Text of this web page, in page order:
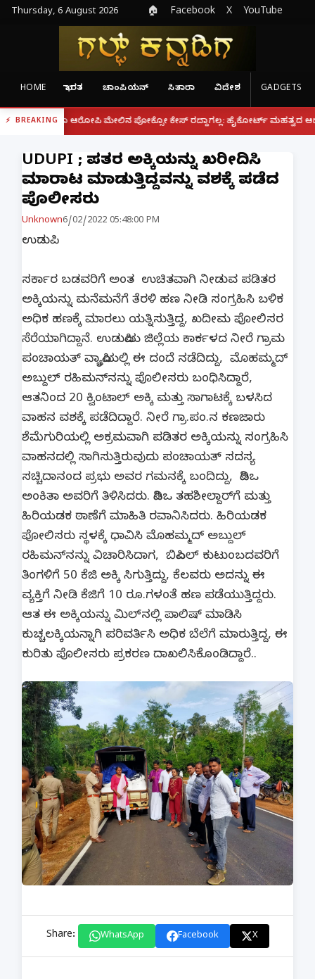
Thursday, 6 August 2026 🏠 Facebook X YouTube
HOME ಭಾರತ ಚಾಂಪಿಯನ್ ಸಿತಾರಾ ವಿದೇಶ GADGETS
BREAKING
ಆರೋಪಿ ಮೇಲಿನ ಪೋಕ್ಸೋ ಕೇಸ್ ರದ್ದಾಗಲ್ಲ: ಹೈಕೋರ್ಟ್ ಮಹತ್ವದ ಆದೇಶ |
UDUPI ; ಪಡಿತರ ಅಕ್ಕಿಯನ್ನು ಖರೀದಿಸಿ
ಮಾರಾಟ ಮಾಡುತ್ತಿದ್ದವನ್ನು ವಶಕ್ಕೆ ಪಡೆದ
ಪೊಲೀಸರು
Unknown6/02/2022 05:48:00 PM
ಉಡುಪಿ
ಸರ್ಕಾರ ಬಡವರಿಗೆ ಅಂತ ಉಚಿತವಾಗಿ ನೀಡುವ ಪಡಿತರ
ಅಕ್ಕಿಯನ್ನು ಮನೆಮನೆಗೆ ತೆರಳಿ ಹಣ ನೀಡಿ ಸಂಗ್ರಹಿಸಿ ಬಳಿಕ
ಅಧಿಕ ಹಣಕ್ಕೆ ಮಾರಲು ಯತ್ನಿಸುತ್ತಿದ್ದ, ಖದೀಮ ಪೋಲಿಸರ
ಸೆರೆಯಾಗಿದ್ದಾನೆ. ಉಡುಪಿಯ ಜಿಲ್ಲೆಯ ಕಾರ್ಕಳದ ನೀರೆ ಗ್ರಾಮ
ಪಂಚಾಯತ್ ವ್ಯಾಪ್ತಿಯಲ್ಲಿ ಈ ದಂದೆ ನಡೆದಿದ್ದು, ಮೊಹಮ್ಮದ್‌
ಅಬ್ದುಲ್‌ ರಹಿಮನ್‌ನನ್ನು ಪೊಲೀಸರು ಬಂಧಿಸಿದ್ದಾರೆ,
ಆತನಿಂದ 20 ಕ್ವಿಂಟಾಲ್‌ ಅಕ್ಕಿ ಮತ್ತು ಸಾಗಾಟಕ್ಕೆ ಬಳಸಿದ
ವಾಹನ ವಶಕ್ಕೆ ಪಡೆದಿದ್ದಾರೆ. ನೀರೆ ಗ್ರಾ.ಪಂ.ನ ಕಣಜಾರು
ಶೆಮೆಗುರಿಯಲ್ಲಿ ಅಕ್ರಮವಾಗಿ ಪಡಿತರ ಅಕ್ಕಿಯನ್ನು ಸಂಗ್ರಹಿಸಿ
ವಾಹನದಲ್ಲಿ ಸಾಗಿಸುತ್ತಿರುವುದು ಪಂಚಾಯತ್‌ ಸದಸ್ಯ
ಸಚ್ಚಿದಾನಂದ ಪ್ರಭು ಅವರ ಗಮನಕ್ಕೆ ಬಂದಿದ್ದು, ಪಿಡಿಒ
ಅಂಕಿತಾ ಅವರಿಗೆ ತಿಳಿಸಿದರು. ಪಿಡಿಒ ತಹಶೀಲ್ದಾರ್‌ಗೆ‌ ಮತ್ತು
ಹಿರಿಯಡಕ ಠಾಣೆಗೆ ಮಾಹಿತಿ ರವಾನಿಸಿದರು. ಹಿರಿಯಡಕ
ಪೋಲಿಸರು ಸ್ಥಳಕ್ಕೆ ಧಾವಿಸಿ ಮೊಹಮ್ಮದ್‌ ಅಬ್ದುಲ್‌
ರಹಿಮನ್‌ನನ್ನು ವಿಚಾರಿಸಿದಾಗ, ಬಿಪಿಎಲ್‌ ಕುಟುಂಬದವರಿಗೆ
ತಿಂಗಳಿಗೆ 50 ಕೆಜಿ ಅಕ್ಕಿ ಸಿಗುತ್ತಿದ್ದು, ಕೆಲವರು ಅದನ್ನು ಈ
ವ್ಯಕ್ತಿಗೆ ನೀಡಿ ಕೆಜಿಗೆ 10 ರೂ.ಗಳಂತೆ ಹಣ ಪಡೆಯುತ್ತಿದ್ದರು.
ಆತ ಈ ಅಕ್ಕಿಯನ್ನು ಮಿಲ್‌ನಲ್ಲಿ ಪಾಲಿಷ್‌ ಮಾಡಿಸಿ
ಕುಚ್ಚಲಕ್ಕಿಯನ್ನಾಗಿ ಪರಿವರ್ತಿಸಿ ಅಧಿಕ ಬೆಲೆಗೆ ಮಾರುತ್ತಿದ್ದ, ಈ
ಕುರಿತು ಪೊಲೀಸರು ಪ್ರಕರಣ ದಾಖಲಿಸಿಕೊಂಡಿದ್ದಾರೆ..
Share: WhatsApp Facebook X